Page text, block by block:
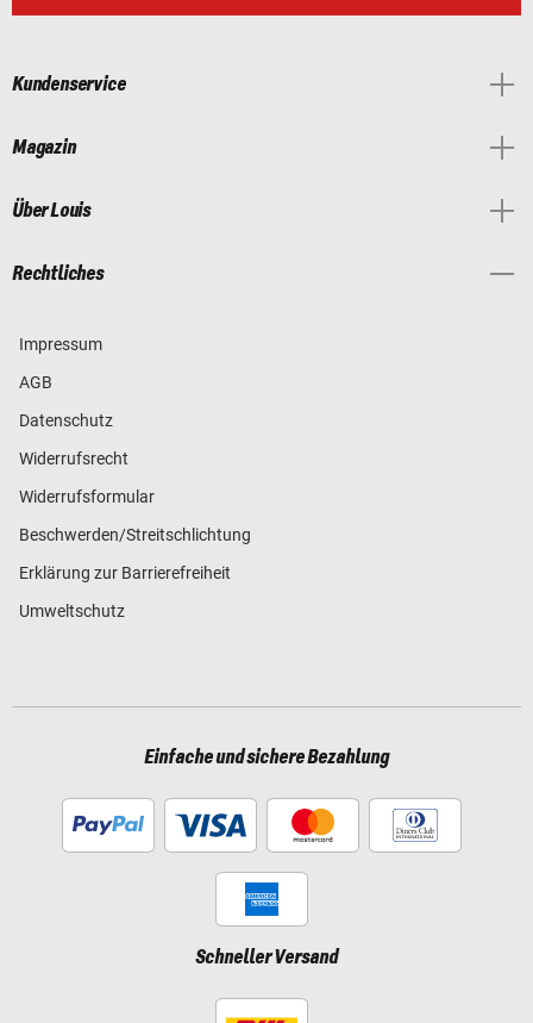
Kundenservice
Magazin
Über Louis
Rechtliches
Impressum
AGB
Datenschutz
Widerrufsrecht
Widerrufsformular
Beschwerden/Streitschlichtung
Erklärung zur Barrierefreiheit
Umweltschutz
Einfache und sichere Bezahlung
Schneller Versand